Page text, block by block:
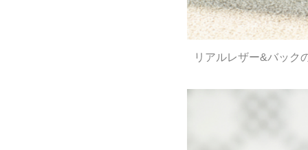
リアルレザー&バック